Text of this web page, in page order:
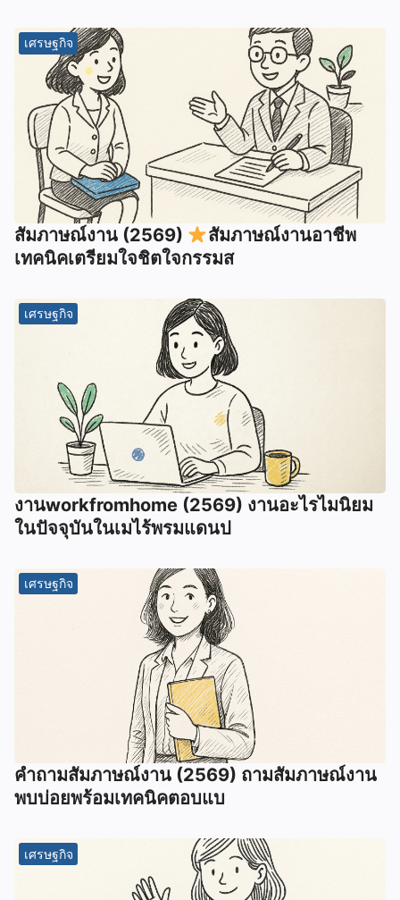
เศรษฐกิจ
สัมภาษณ์งาน (2569)
สัมภาษณ์งานอาชีพ
เทคนิคเตรียมใจชิตใจกรรมส
เศรษฐกิจ
งานworkfromhome (2569) งานอะไรไมนิยม
ในปัจจุบันในเมไร้พรมแดนป
เศรษฐกิจ
คำถามสัมภาษณ์งาน (2569) ถามสัมภาษณ์งาน
พบบ่อยพร้อมเทคนิคตอบแบ
เศรษฐกิจ